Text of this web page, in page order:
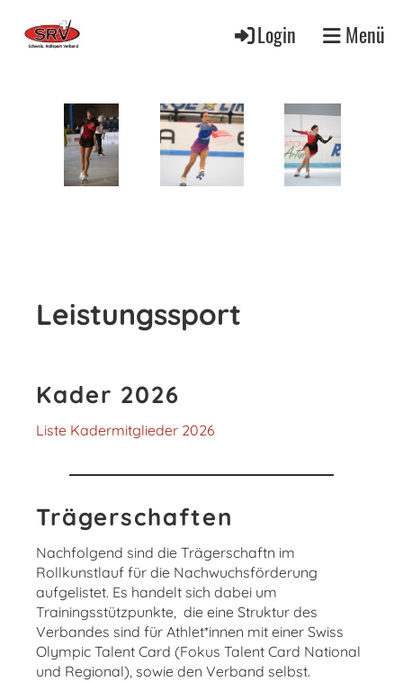
Login Menü
Leistungssport
Kader 2026
Liste Kadermitglieder 2026
Trägerschaften
Nachfolgend sind die Trägerschaftn im
Rollkunstlauf für die Nachwuchsförderung
aufgelistet. Es handelt sich dabei um
Trainingsstützpunkte, die eine Struktur des
Verbandes sind für Athlet*innen mit einer Swiss
Olympic Talent Card (Fokus Talent Card National
und Regional), sowie den Verband selbst.